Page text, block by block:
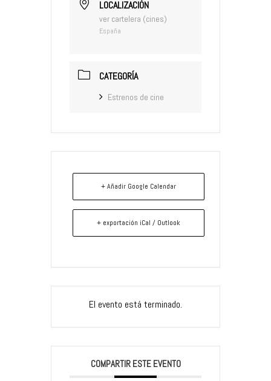
LOCALIZACIÓN
ver cartelera (cines)
España
CATEGORÍA
Estrenos de cine
+ Añadir Google Calendar
+ exportación iCal / Outlook
El evento está terminado.
COMPARTIR ESTE EVENTO